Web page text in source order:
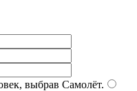
выбрав Самолёт.